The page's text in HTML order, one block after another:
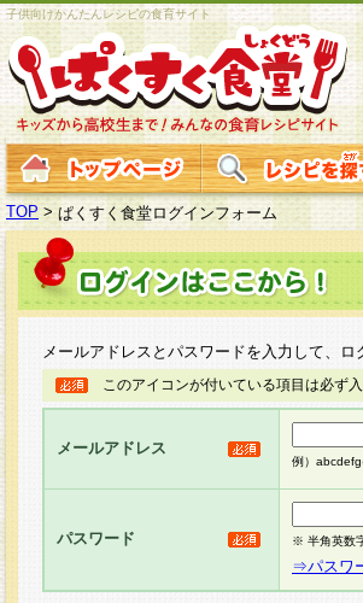
子供向けかんたんレシピの食育サイト
TOP > ぱくすく食堂ログインフォーム
メールアドレスとパスワードを入力して、ロ
このアイコンが付いている項目は必ず
メールアドレス
例）
パスワード ※ 半角英数
⇒パスワ